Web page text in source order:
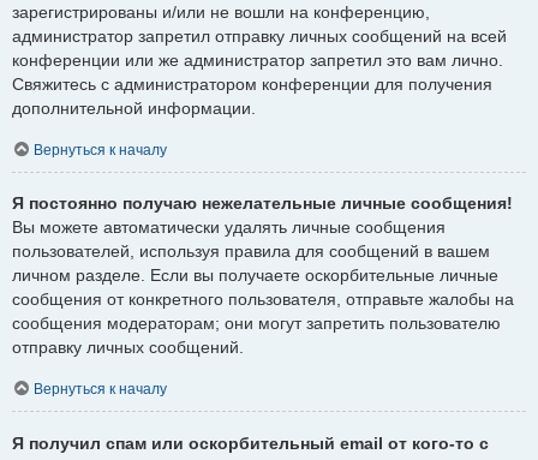
зарегистрированы и/или не вошли на конференцию,
администратор запретил отправку личных сообщений на всей
конференции или же администратор запретил это вам лично.
Свяжитесь с администратором конференции для получения
дополнительной информации.
Вернуться к началу
Я постоянно получаю нежелательные личные сообщения!
Вы можете автоматически удалять личные сообщения
пользователей, используя правила для сообщений в вашем
личном разделе. Если вы получаете оскорбительные личные
сообщения от конкретного пользователя, отправьте жалобы на
сообщения модераторам; они могут запретить пользователю
отправку личных сообщений.
Вернуться к началу
Я получил спам или оскорбительный email от кого-то с